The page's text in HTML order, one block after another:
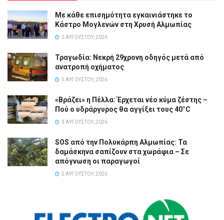
Με κάθε επισημότητα εγκαινιάστηκε το
Κάστρο Μογλενών στη Χρυσή Αλμωπίας
2 ΑΥΓΟΎΣΤΟΥ, 2026
Τραγωδία: Νεκρή 29χρονη οδηγός μετά από
ανατροπή οχήματος
5 ΑΥΓΟΎΣΤΟΥ, 2026
«Βράζει» η Πέλλα: Έρχεται νέο κύμα ζέστης –
Πού ο υδράργυρος θα αγγίξει τους 40°C
3 ΑΥΓΟΎΣΤΟΥ, 2026
SOS από την Πολυκάρπη Αλμωπίας: Τα
δαμάσκηνα σαπίζουν στα χωράφια – Σε
απόγνωση οι παραγωγοί
5 ΑΥΓΟΎΣΤΟΥ, 2026